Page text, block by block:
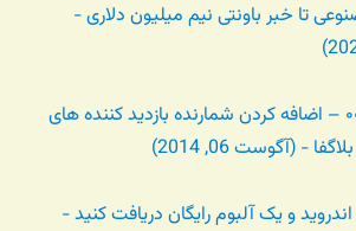
تا خبر باونتی نیم میلیون دلاری -
جادی تی وی ۰۰۴ – اضافه کردن شمارنده بازدید کننده های
- (آگوست 06, 2014)
و یک آلبوم رایگان دریافت کنید -